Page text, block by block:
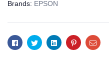
Brands: EPSON
FacebookTwitterLinkedinPinterestEmail